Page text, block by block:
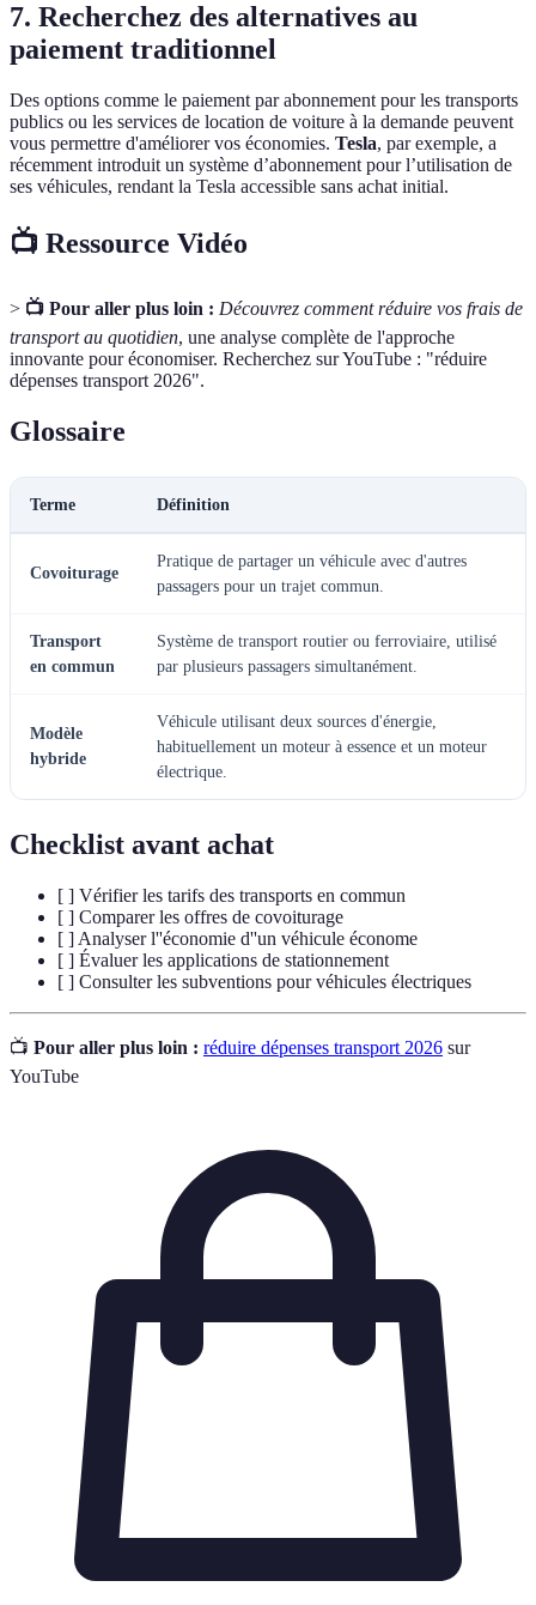
7. Recherchez des alternatives au
paiement traditionnel
Des options comme le paiement par abonnement pour les transports
publics ou les services de location de voiture à la demande peuvent
vous permettre d'améliorer vos économies. Tesla, par exemple, a
récemment introduit un système d’abonnement pour l’utilisation de
ses véhicules, rendant la Tesla accessible sans achat initial.
📺 Ressource Vidéo
> 📺 Pour aller plus loin : Découvrez comment réduire vos frais de
transport au quotidien, une analyse complète de l'approche
innovante pour économiser. Recherchez sur YouTube : "réduire
dépenses transport 2026".
Glossaire
Terme Définition
Covoiturage
Pratique de partager un véhicule avec d'autres
passagers pour un trajet commun.
Transport
en commun
Système de transport routier ou ferroviaire, utilisé
par plusieurs passagers simultanément.
Modèle
hybride
Véhicule utilisant deux sources d'énergie,
habituellement un moteur à essence et un moteur
électrique.
Checklist avant achat
[ ] Vérifier les tarifs des transports en commun
[ ] Comparer les offres de covoiturage
[ ] Analyser l''économie d''un véhicule économe
[ ] Évaluer les applications de stationnement
[ ] Consulter les subventions pour véhicules électriques
📺 Pour aller plus loin : réduire dépenses transport 2026 sur
YouTube